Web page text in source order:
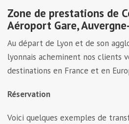
Zone de prestations de
Aéroport Gare,
Au départ de Lyon et de son
lyonnais acheminent nos clients
destinations en France et en
Réservation
Voici quelques exemples de